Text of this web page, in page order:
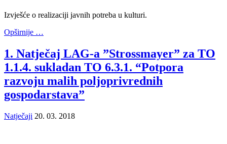
Izvješće o realizaciji javnih potreba u kulturi.
Opširnije …
1. Natječaj LAG-a ”Strossmayer” za TO
1.1.4. sukladan TO 6.3.1. “Potpora
razvoju malih poljoprivrednih
gospodarstava”
Natječaji 20. 03. 2018